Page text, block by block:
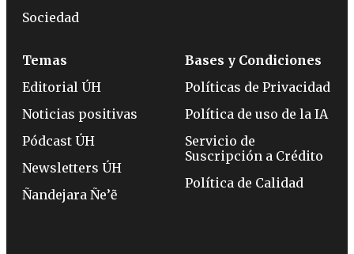
Sociedad
Temas
Editorial ÚH
Noticias positivas
Pódcast ÚH
Newsletters ÚH
Ñandejara Ñe’ẽ
Bases y Condiciones
Políticas de Privacidad
Política de uso de la IA
Servicio de
Suscripción a Crédito
Política de Calidad